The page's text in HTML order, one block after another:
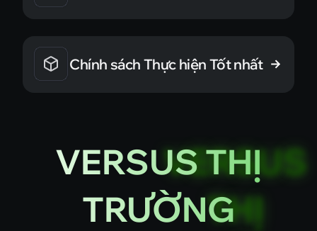
Chính sách Thực hiện Tốt nhất
VERSUS THỊ
TRƯỜNG